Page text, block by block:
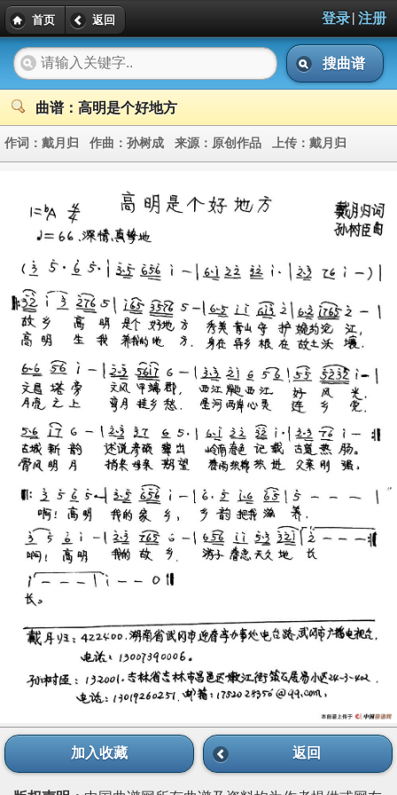
首页 返回 登录| 注册
搜曲谱
曲谱：高明是个好地方
作词： 戴月归 作曲： 孙树成 来源： 原创作品 上传： 戴月归
加入收藏 返回